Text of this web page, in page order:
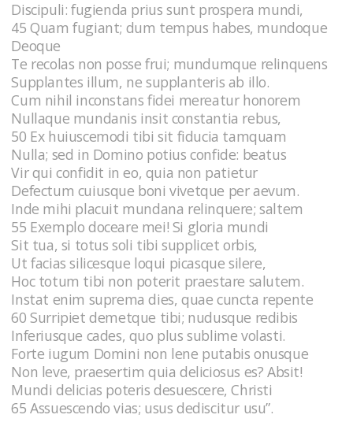
Discipuli: fugienda prius sunt prospera mundi,
45 Quam fugiant; dum tempus habes, mundoque
Deoque
Te recolas non posse frui; mundumque relinquens
Supplantes illum, ne supplanteris ab illo.
Cum nihil inconstans fidei mereatur honorem
Nullaque mundanis insit constantia rebus,
50 Ex huiuscemodi tibi sit fiducia tamquam
Nulla; sed in Domino potius confide: beatus
Vir qui confidit in eo, quia non patietur
Defectum cuiusque boni vivetque per aevum.
Inde mihi placuit mundana relinquere; saltem
55 Exemplo doceare mei! Si gloria mundi
Sit tua, si totus soli tibi supplicet orbis,
Ut facias silicesque loqui picasque silere,
Hoc totum tibi non poterit praestare salutem.
Instat enim suprema dies, quae cuncta repente
60 Surripiet demetque tibi; nudusque redibis
Inferiusque cades, quo plus sublime volasti.
Forte iugum Domini non lene putabis onusque
Non leve, praesertim quia deliciosus es? Absit!
Mundi delicias poteris desuescere, Christi
65 Assuescendo vias; usus dediscitur usu”.